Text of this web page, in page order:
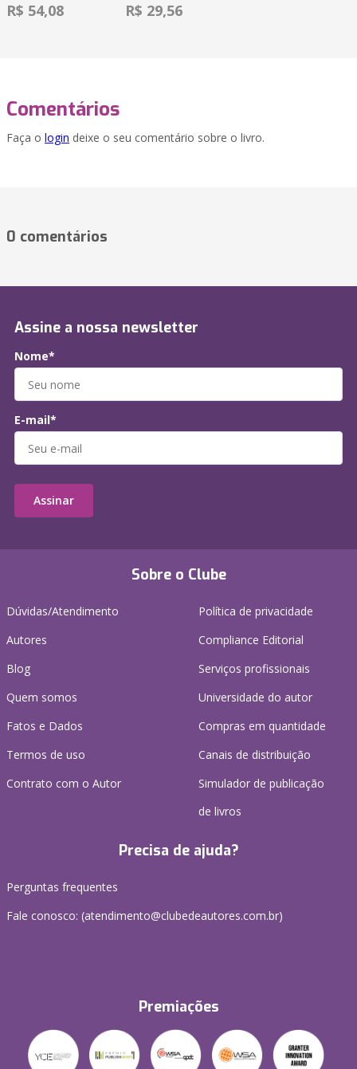
R$ 54,08 R$ 29,56
Comentários
Faça o login deixe o seu comentário sobre o livro.
0 comentários
Sobre o Clube
Dúvidas/Atendimento
Autores
Blog
Quem somos
Fatos e Dados
Termos de uso
Contrato com o Autor
Política de privacidade
Compliance Editorial
Serviços profissionais
Universidade do autor
Compras em quantidade
Canais de distribuição
Simulador de publicação
de livros
Precisa de ajuda?
Perguntas frequentes
Fale conosco: (atendimento@clubedeautores.com.br)
Premiações
Assine a nossa newsletter
Nome*
E-mail*
Assinar